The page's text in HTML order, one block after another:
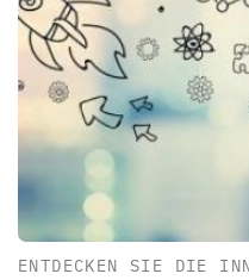
ENTDECKEN SIE DIE